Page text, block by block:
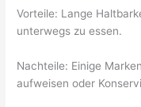
Vorteile: Lange
unterwegs zu essen.
Nachteile: Einige
aufweisen oder